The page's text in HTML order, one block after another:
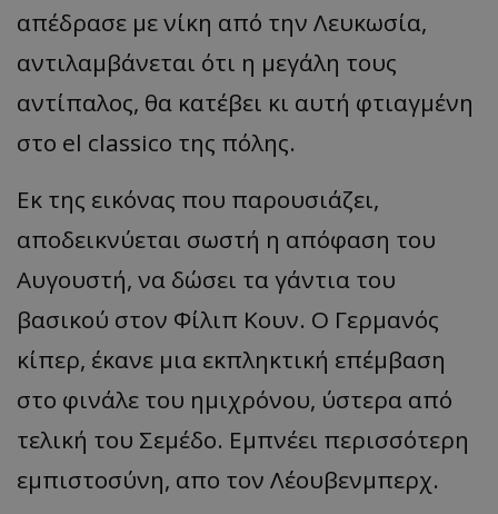
απέδρασε με νίκη από την Λευκωσία,
αντιλαμβάνεται ότι η μεγάλη τους
αντίπαλος, θα κατέβει κι αυτή φτιαγμένη
στο el classico της πόλης.
Εκ της εικόνας που παρουσιάζει,
αποδεικνύεται σωστή η απόφαση του
Αυγουστή, να δώσει τα γάντια του
βασικού στον Φίλιπ Κουν. Ο Γερμανός
κίπερ, έκανε μια εκπληκτική επέμβαση
στο φινάλε του ημιχρόνου, ύστερα από
τελική του Σεμέδο. Eμπνέει περισσότερη
εμπιστοσύνη, απο τον Λέουβενμπερχ.